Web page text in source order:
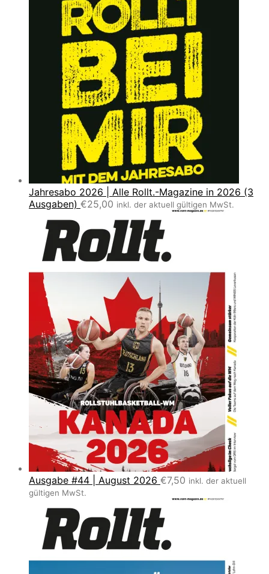
Jahresabo 2026 | Alle Rollt.-Magazine in 2026 (3
Ausgaben) €25,00 inkl. der aktuell gültigen MwSt.
Ausgabe #44 | August 2026 €7,50 inkl. der aktuell
gültigen MwSt.